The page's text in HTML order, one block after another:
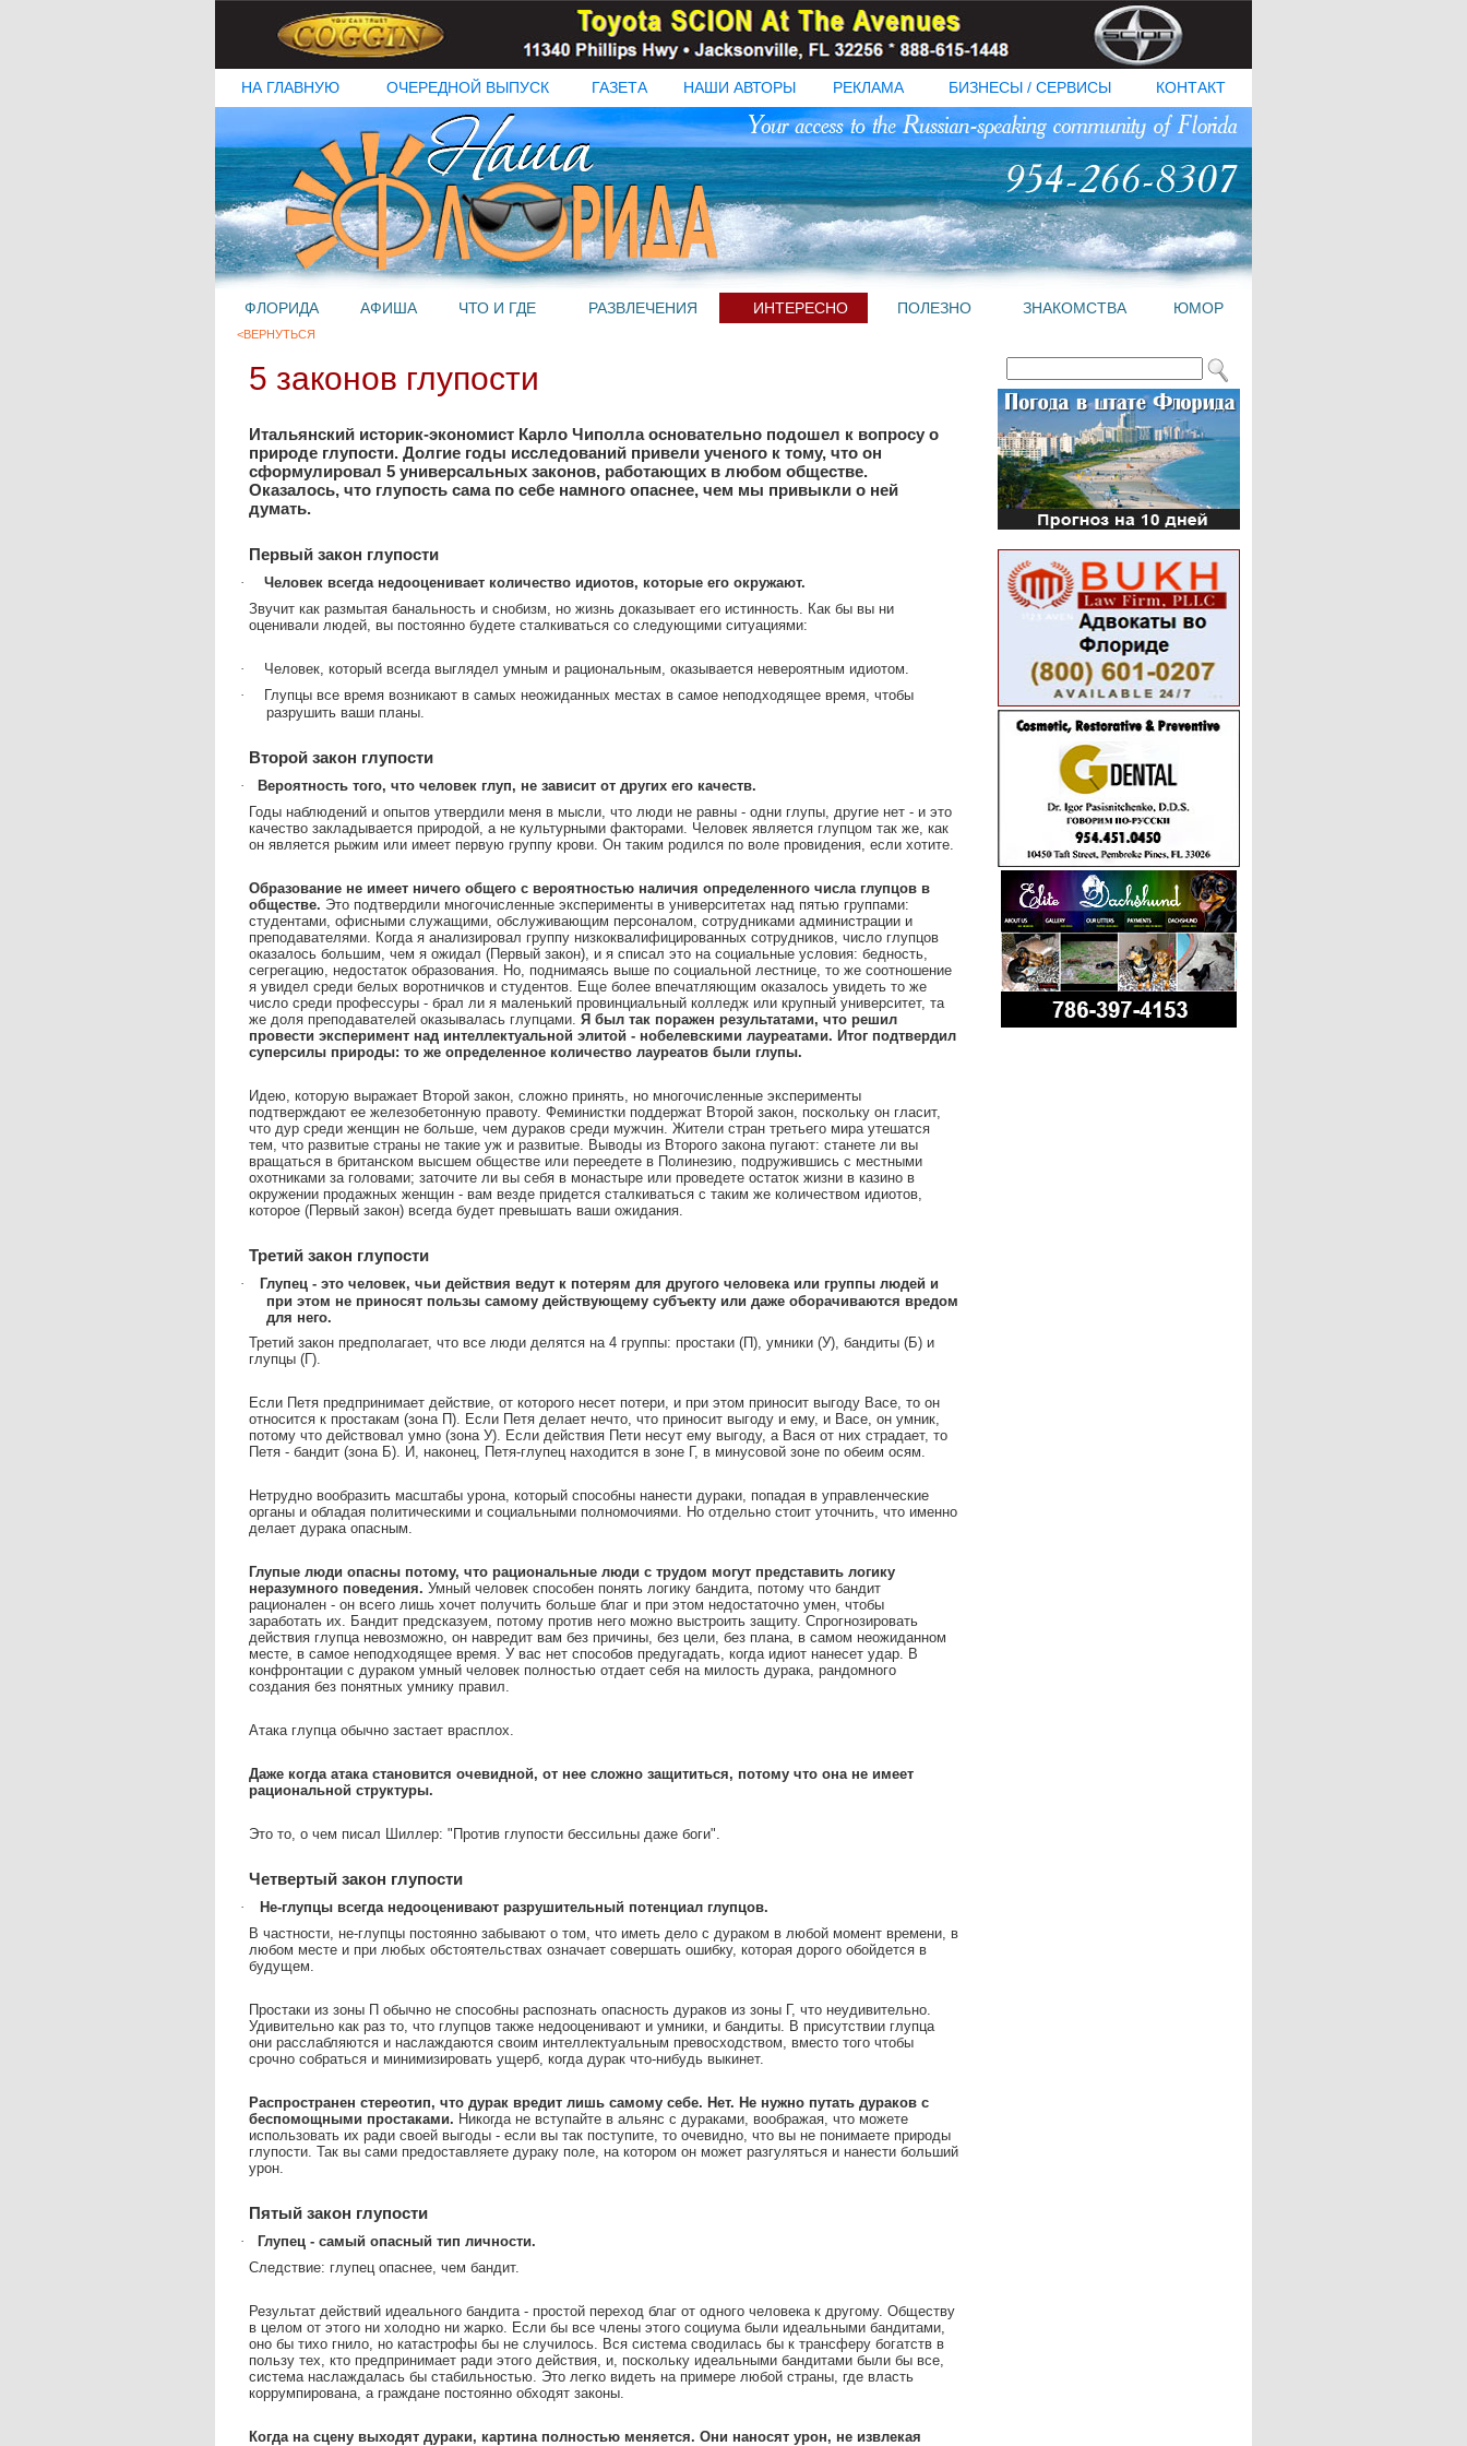
НА ГЛАВНУЮ ОЧЕРЕДНОЙ ВЫПУСК ГАЗЕТА НАШИ АВТОРЫ РЕКЛАМА БИЗНЕСЫ / СЕРВИСЫ КОНТАКТ
ФЛОРИДА АФИША ЧТО И ГДЕ РАЗВЛЕЧЕНИЯ ИНТЕРЕСНО ПОЛЕЗНО ЗНАКОМСТВА ЮМОР
<ВЕРНУТЬСЯ
5 законов глупости
Итальянский историк-экономист Карло Чиполла основательно подошел к вопросу о
природе глупости. Долгие годы исследований привели ученого к тому, что он
сформулировал 5 универсальных законов, работающих в любом обществе.
Оказалось, что глупость сама по себе намного опаснее, чем мы привыкли о ней
думать.
Первый закон глупости
·
Человек всегда недооценивает количество идиотов, которые его окружают.
Звучит как размытая банальность и снобизм, но жизнь доказывает его истинность. Как бы вы ни
оценивали людей, вы постоянно будете сталкиваться со следующими ситуациями:
·
Человек, который всегда выглядел умным и рациональным, оказывается невероятным идиотом.
·
Глупцы все время возникают в самых неожиданных местах в самое неподходящее время, чтобы
разрушить ваши планы.
Второй закон глупости
·
Вероятность того, что человек глуп, не зависит от других его качеств.
Годы наблюдений и опытов утвердили меня в мысли, что люди не равны - одни глупы, другие нет - и это
качество закладывается природой, а не культурными факторами. Человек является глупцом так же, как
он является рыжим или имеет первую группу крови. Он таким родился по воле провидения, если хотите.
Образование не имеет ничего общего с вероятностью наличия определенного числа глупцов в
обществе. Это подтвердили многочисленные эксперименты в университетах над пятью группами:
студентами, офисными служащими, обслуживающим персоналом, сотрудниками администрации и
преподавателями. Когда я анализировал группу низкоквалифицированных сотрудников, число глупцов
оказалось большим, чем я ожидал (Первый закон), и я списал это на социальные условия: бедность,
сегрегацию, недостаток образования. Но, поднимаясь выше по социальной лестнице, то же соотношение
я увидел среди белых воротничков и студентов. Еще более впечатляющим оказалось увидеть то же
число среди профессуры - брал ли я маленький провинциальный колледж или крупный университет, та
же доля преподавателей оказывалась глупцами. Я был так поражен результатами, что решил
провести эксперимент над интеллектуальной элитой - нобелевскими лауреатами. Итог подтвердил
суперсилы природы: то же определенное количество лауреатов были глупы.
Идею, которую выражает Второй закон, сложно принять, но многочисленные эксперименты
подтверждают ее железобетонную правоту. Феминистки поддержат Второй закон, поскольку он гласит,
что дур среди женщин не больше, чем дураков среди мужчин. Жители стран третьего мира утешатся
тем, что развитые страны не такие уж и развитые. Выводы из Второго закона пугают: станете ли вы
вращаться в британском высшем обществе или переедете в Полинезию, подружившись с местными
охотниками за головами; заточите ли вы себя в монастыре или проведете остаток жизни в казино в
окружении продажных женщин - вам везде придется сталкиваться с таким же количеством идиотов,
которое (Первый закон) всегда будет превышать ваши ожидания.
Третий закон глупости
· Глупец - это человек, чьи действия ведут к потерям для другого человека или группы людей и
при этом не приносят пользы самому действующему субъекту или даже оборачиваются вредом
для него.
Третий закон предполагает, что все люди делятся на 4 группы: простаки (П), умники (У), бандиты (Б) и
глупцы (Г).
Если Петя предпринимает действие, от которого несет потери, и при этом приносит выгоду Васе, то он
относится к простакам (зона П). Если Петя делает нечто, что приносит выгоду и ему, и Васе, он умник,
потому что действовал умно (зона У). Если действия Пети несут ему выгоду, а Вася от них страдает, то
Петя - бандит (зона Б). И, наконец, Петя-глупец находится в зоне Г, в минусовой зоне по обеим осям.
Нетрудно вообразить масштабы урона, который способны нанести дураки, попадая в управленческие
органы и обладая политическими и социальными полномочиями. Но отдельно стоит уточнить, что именно
делает дурака опасным.
Глупые люди опасны потому, что рациональные люди с трудом могут представить логику
неразумного поведения. Умный человек способен понять логику бандита, потому что бандит
рационален - он всего лишь хочет получить больше благ и при этом недостаточно умен, чтобы
заработать их. Бандит предсказуем, потому против него можно выстроить защиту. Спрогнозировать
действия глупца невозможно, он навредит вам без причины, без цели, без плана, в самом неожиданном
месте, в самое неподходящее время. У вас нет способов предугадать, когда идиот нанесет удар. В
конфронтации с дураком умный человек полностью отдает себя на милость дурака, рандомного
создания без понятных умнику правил.
Атака глупца обычно застает врасплох.
Даже когда атака становится очевидной, от нее сложно защититься, потому что она не имеет
рациональной структуры.
Это то, о чем писал Шиллер: "Против глупости бессильны даже боги".
Четвертый закон глупости
·
Не-глупцы всегда недооценивают разрушительный потенциал глупцов.
В частности, не-глупцы постоянно забывают о том, что иметь дело с дураком в любой момент времени, в
любом месте и при любых обстоятельствах означает совершать ошибку, которая дорого обойдется в
будущем.
Простаки из зоны П обычно не способны распознать опасность дураков из зоны Г, что неудивительно.
Удивительно как раз то, что глупцов также недооценивают и умники, и бандиты. В присутствии глупца
они расслабляются и наслаждаются своим интеллектуальным превосходством, вместо того чтобы
срочно собраться и минимизировать ущерб, когда дурак что-нибудь выкинет.
Распространен стереотип, что дурак вредит лишь самому себе. Нет. Не нужно путать дураков с
беспомощными простаками. Никогда не вступайте в альянс с дураками, воображая, что можете
использовать их ради своей выгоды - если вы так поступите, то очевидно, что вы не понимаете природы
глупости. Так вы сами предоставляете дураку поле, на котором он может разгуляться и нанести больший
урон.
Пятый закон глупости
·
Глупец - самый опасный тип личности.
Следствие: глупец опаснее, чем бандит.
Результат действий идеального бандита - простой переход благ от одного человека к другому. Обществу
в целом от этого ни холодно ни жарко. Если бы все члены этого социума были идеальными бандитами,
оно бы тихо гнило, но катастрофы бы не случилось. Вся система сводилась бы к трансферу богатств в
пользу тех, кто предпринимает ради этого действия, и, поскольку идеальными бандитами были бы все,
система наслаждалась бы стабильностью. Это легко видеть на примере любой страны, где власть
коррумпирована, а граждане постоянно обходят законы.
Когда на сцену выходят дураки, картина полностью меняется. Они наносят урон, не извлекая